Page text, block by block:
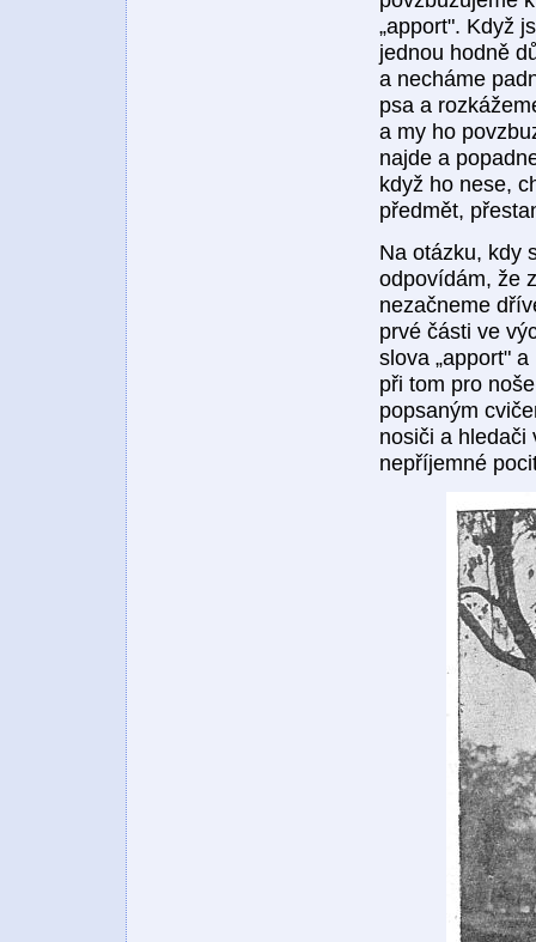
„apport". Když
jednou hodně
a necháme
psa a
a my ho
najde a
když ho nese,
předmět,
Na otázku, kdy
odpovídám, že
nezačneme
prvé části ve
slova „apport"
při tom pro
popsaným
nosiči a hledači
nepříjemné